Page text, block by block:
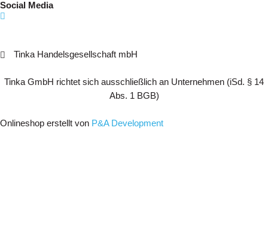
Social Media
Tinka Handelsgesellschaft mbH
Tinka GmbH richtet sich ausschließlich an Unternehmen (iSd. § 14
Abs. 1 BGB)
Onlineshop erstellt von P&A Development